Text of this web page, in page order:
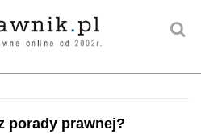
porady prawnej?